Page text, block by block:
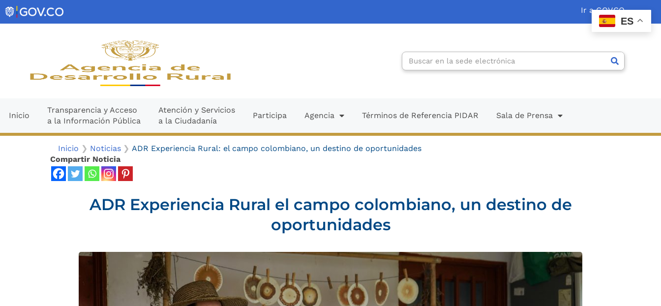
contenido
al
contenido
Ir a GOV.CO
Search
Inicio
Transparencia y Acceso
a la Información Pública
Atención y Servicios
a la Ciudadanía
Participa Agencia Términos de Referencia PIDAR Sala de Prensa
Inicio Noticias
ADR Experiencia Rural: el campo colombiano, un destino de oportunidades
Compartir Noticia
ADR Experiencia Rural el campo colombiano, un destino de
oportunidades
ES